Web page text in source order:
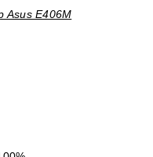
Asus E406M